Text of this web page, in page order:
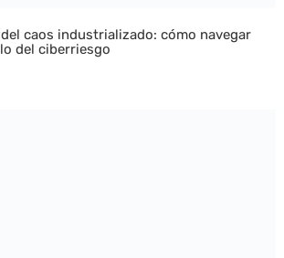
caos industrializado: cómo navegar
del ciberriesgo